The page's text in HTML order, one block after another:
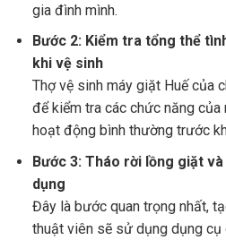
gia đình mình.
Bước 2: Kiểm tra tổng thể
khi vệ sinh
Thợ vệ sinh máy giặt Huế của
để kiểm tra các chức năng
hoạt động bình thường trước
Bước 3: Tháo rời lồng giặt
dụng
Đây là bước quan trọng nhất,
thuật viên sẽ sử dụng dụng cụ